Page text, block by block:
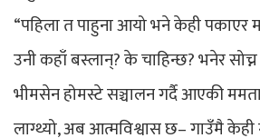
“पहिला त पाहुना आयो भने केही पकाएर
उनी कहाँ बस्लान्? के चाहिन्छ? भनेर
भीमसेन होमस्टे सञ्चालन गर्दै आएकी ममता
लाग्थ्यो, अब आत्मविश्वास छ– गाउँमै केही